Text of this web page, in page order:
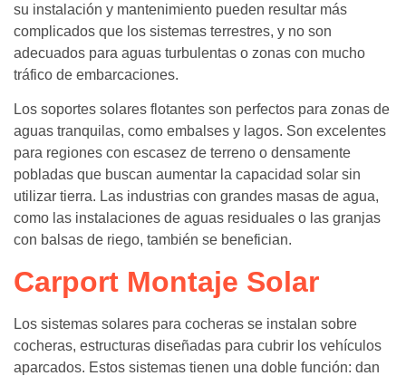
su instalación y mantenimiento pueden resultar más
complicados que los sistemas terrestres, y no son
adecuados para aguas turbulentas o zonas con mucho
tráfico de embarcaciones.
Los soportes solares flotantes son perfectos para zonas de
aguas tranquilas, como embalses y lagos. Son excelentes
para regiones con escasez de terreno o densamente
pobladas que buscan aumentar la capacidad solar sin
utilizar tierra. Las industrias con grandes masas de agua,
como las instalaciones de aguas residuales o las granjas
con balsas de riego, también se benefician.
Carport Montaje Solar
Los sistemas solares para cocheras se instalan sobre
cocheras, estructuras diseñadas para cubrir los vehículos
aparcados. Estos sistemas tienen una doble función: dan